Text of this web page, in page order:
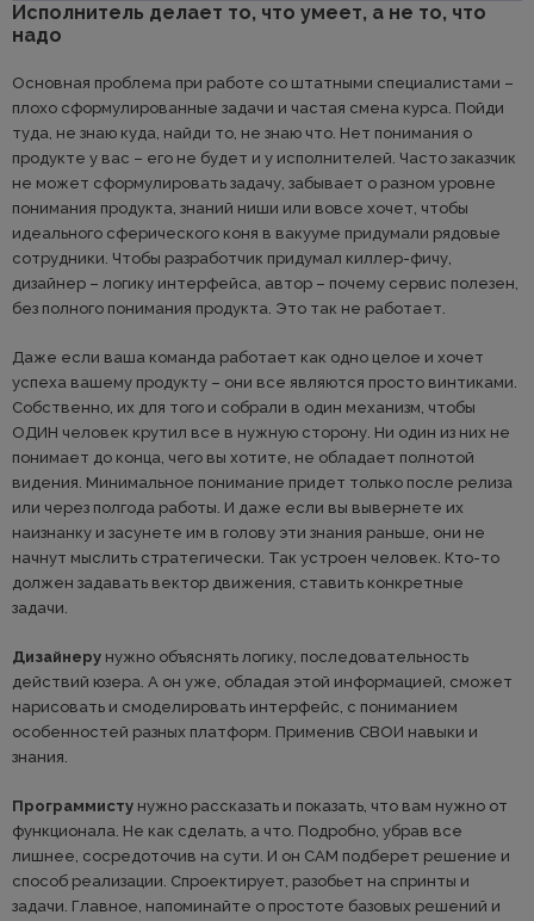
Исполнитель делает то, что умеет, а не то, что
надо
Основная проблема при работе со штатными специалистами –
плохо сформулированные задачи и частая смена курса. Пойди
туда, не знаю куда, найди то, не знаю что. Нет понимания о
продукте у вас – его не будет и у исполнителей. Часто заказчик
не может сформулировать задачу, забывает о разном уровне
понимания продукта, знаний ниши или вовсе хочет, чтобы
идеального сферического коня в вакууме придумали рядовые
сотрудники. Чтобы разработчик придумал киллер-фичу,
дизайнер – логику интерфейса, автор – почему сервис полезен,
без полного понимания продукта. Это так не работает.
Даже если ваша команда работает как одно целое и хочет
успеха вашему продукту – они все являются просто винтиками.
Собственно, их для того и собрали в один механизм, чтобы
ОДИН человек крутил все в нужную сторону. Ни один из них не
понимает до конца, чего вы хотите, не обладает полнотой
видения. Минимальное понимание придет только после релиза
или через полгода работы. И даже если вы вывернете их
наизнанку и засунете им в голову эти знания раньше, они не
начнут мыслить стратегически. Так устроен человек. Кто-то
должен задавать вектор движения, ставить конкретные
задачи.
Дизайнеру нужно объяснять логику, последовательность
действий юзера. А он уже, обладая этой информацией, сможет
нарисовать и смоделировать интерфейс, с пониманием
особенностей разных платформ. Применив СВОИ навыки и
знания.
Программисту нужно рассказать и показать, что вам нужно от
функционала. Не как сделать, а что. Подробно, убрав все
лишнее, сосредоточив на сути. И он САМ подберет решение и
способ реализации. Спроектирует, разобьет на спринты и
задачи. Главное, напоминайте о простоте базовых решений и